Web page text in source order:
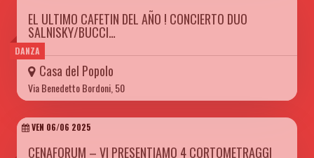
DANZA
EL ULTIMO CAFETIN DEL AÑO ! CONCIERTO DUO
SALNISKY/BUCCI…
Casa del Popolo
Via Benedetto Bordoni, 50
VEN 06/06 2025
CENAFORUM – VI PRESENTIAMO 4 CORTOMETRAGGI